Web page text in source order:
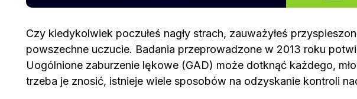
Czy kiedykolwiek poczułeś nagły strach, zauważyłeś
powszechne uczucie. Badania przeprowadzone w 2013 roku
Uogólnione zaburzenie lękowe (GAD) może dotknąć każdego,
trzeba je znosić, istnieje wiele sposobów na odzyskanie kontroli